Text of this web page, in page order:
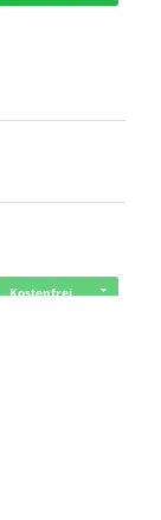
Kostenfrei